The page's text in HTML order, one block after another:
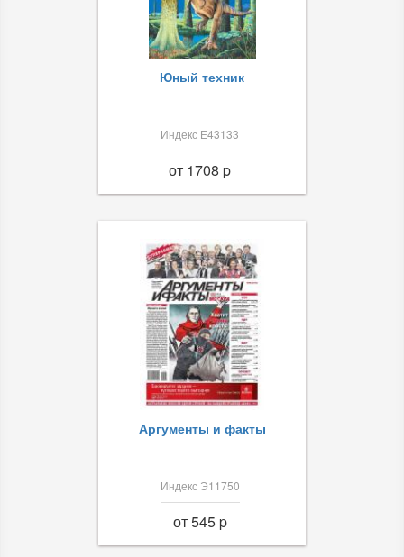
Юный техник
Индекс Е43133
от 1708 p
Аргументы и факты
Индекс Э11750
от 545 p